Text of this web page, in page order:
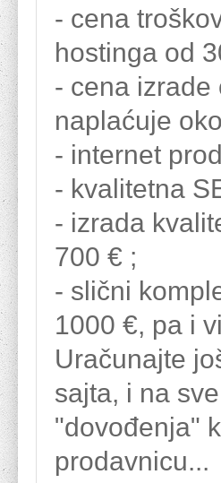
- cena
hostinga od
- cena izrade
naplaćuje
- internet
- kvalitetna
- izrada
700 € ;
- slični
1000 €, pa i
Uračunajte
sajta, i na
"dovođenja"
prodavnicu...